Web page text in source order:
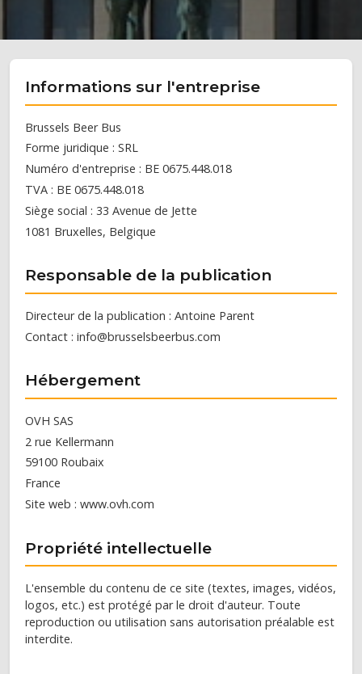
Informations sur l'entreprise
Brussels Beer Bus
Forme juridique : SRL
Numéro d'entreprise : BE 0675.448.018
TVA : BE 0675.448.018
Siège social : 33 Avenue de Jette
1081 Bruxelles, Belgique
Responsable de la publication
Directeur de la publication : Antoine Parent
Contact : info@brusselsbeerbus.com
Hébergement
OVH SAS
2 rue Kellermann
59100 Roubaix
France
Site web : www.ovh.com
Propriété intellectuelle
L'ensemble du contenu de ce site (textes, images, vidéos,
logos, etc.) est protégé par le droit d'auteur. Toute
reproduction ou utilisation sans autorisation préalable est
interdite.